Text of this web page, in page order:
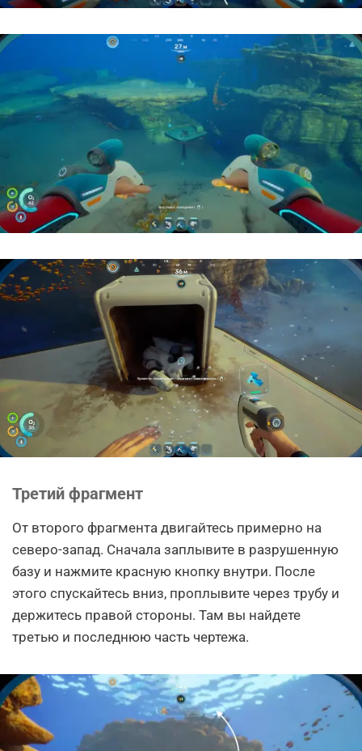
Третий фрагмент
От второго фрагмента двигайтесь примерно на
северо-запад. Сначала заплывите в разрушенную
базу и нажмите красную кнопку внутри. После
этого спускайтесь вниз, проплывите через трубу и
держитесь правой стороны. Там вы найдете
третью и последнюю часть чертежа.